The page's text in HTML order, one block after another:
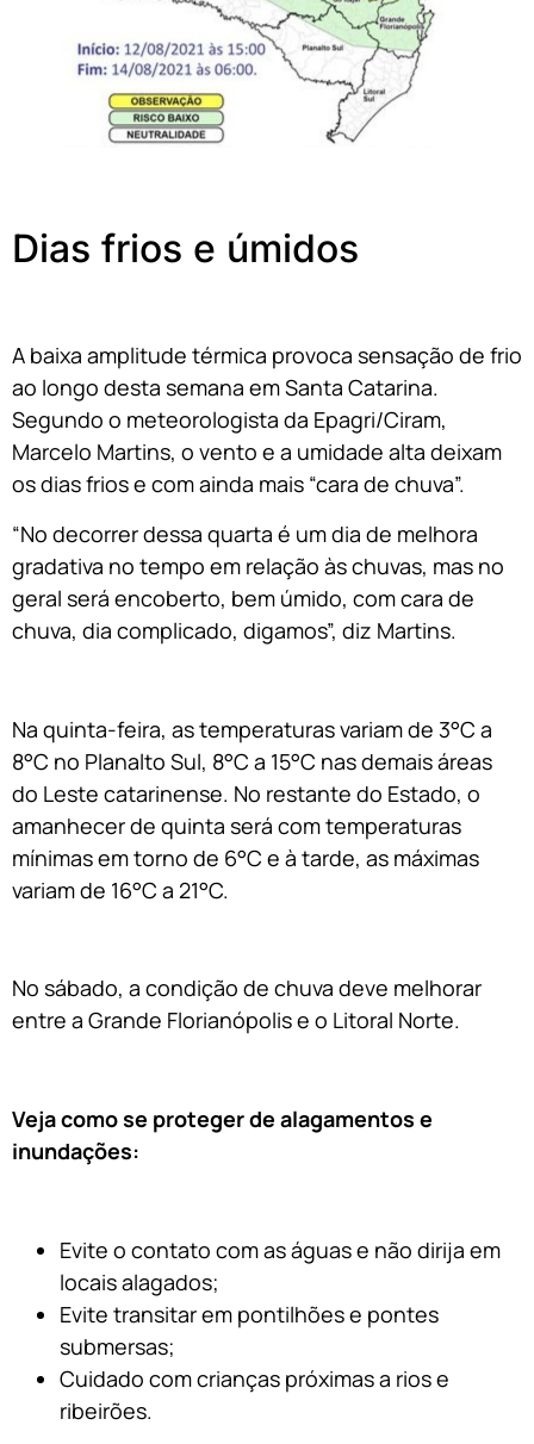
Dias frios e úmidos
A baixa amplitude térmica provoca sensação de frio
ao longo desta semana em Santa Catarina.
Segundo o meteorologista da Epagri/Ciram,
Marcelo Martins, o vento e a umidade alta deixam
os dias frios e com ainda mais “cara de chuva”.
“No decorrer dessa quarta é um dia de melhora
gradativa no tempo em relação às chuvas, mas no
geral será encoberto, bem úmido, com cara de
chuva, dia complicado, digamos”, diz Martins.
Na quinta-feira, as temperaturas variam de 3°C a
8°C no Planalto Sul, 8°C a 15°C nas demais áreas
do Leste catarinense. No restante do Estado, o
amanhecer de quinta será com temperaturas
mínimas em torno de 6°C e à tarde, as máximas
variam de 16°C a 21°C.
No sábado, a condição de chuva deve melhorar
entre a Grande Florianópolis e o Litoral Norte.
Veja como se proteger de alagamentos e
inundações:
Evite o contato com as águas e não dirija em
locais alagados;
Evite transitar em pontilhões e pontes
submersas;
Cuidado com crianças próximas a rios e
ribeirões.